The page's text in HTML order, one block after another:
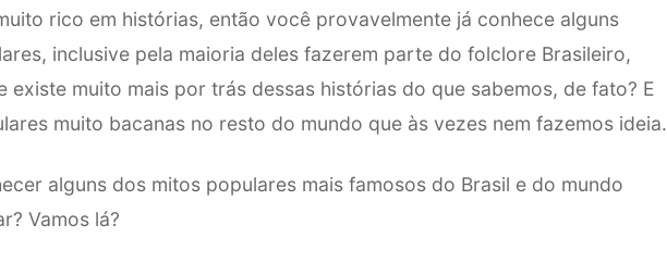
rico em histórias, então você provavelmente já conhece alguns
inclusive pela maioria deles fazerem parte do folclore Brasileiro,
existe muito mais por trás dessas histórias do que sabemos, de fato? E
muito bacanas no resto do mundo que às vezes nem fazemos ideia.
alguns dos mitos populares mais famosos do Brasil e do mundo
Vamos lá?